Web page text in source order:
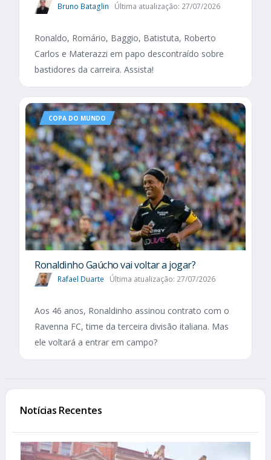
Bruno Bataglin Última atualização: 27/07/2026
Ronaldo, Romário, Baggio, Batistuta, Roberto
Carlos e Materazzi em papo descontraído sobre
bastidores da carreira. Assista!
COPA DO MUNDO
Ronaldinho Gaúcho vai voltar a jogar?
Rafael Duarte Última atualização: 27/07/2026
Aos 46 anos, Ronaldinho assinou contrato com o
Ravenna FC, time da terceira divisão italiana. Mas
ele voltará a entrar em campo?
Notícias Recentes